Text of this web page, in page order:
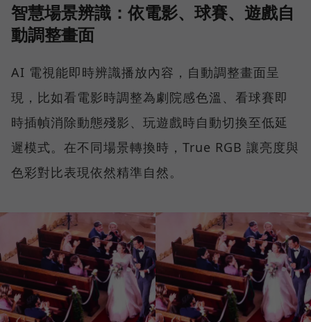
智慧場景辨識：依電影、球賽、遊戲自
動調整畫面
AI 電視能即時辨識播放內容，自動調整畫面呈
現，比如看電影時調整為劇院感色溫、看球賽即
時插幀消除動態殘影、玩遊戲時自動切換至低延
遲模式。在不同場景轉換時，True RGB 讓亮度與
色彩對比表現依然精準自然。